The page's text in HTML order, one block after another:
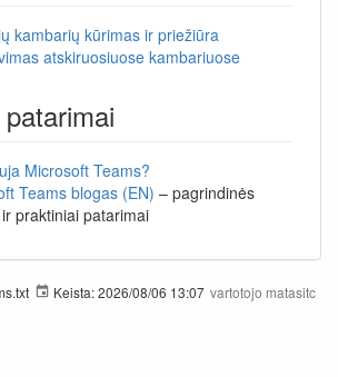
kambarių kūrimas ir priežiūra
atskiruosiuose kambariuose
Microsoft Teams?
Teams blogas (EN) – pagrindinės
praktiniai patarimai
Keista:2026/08/06 13:07 vartotojo matasitc